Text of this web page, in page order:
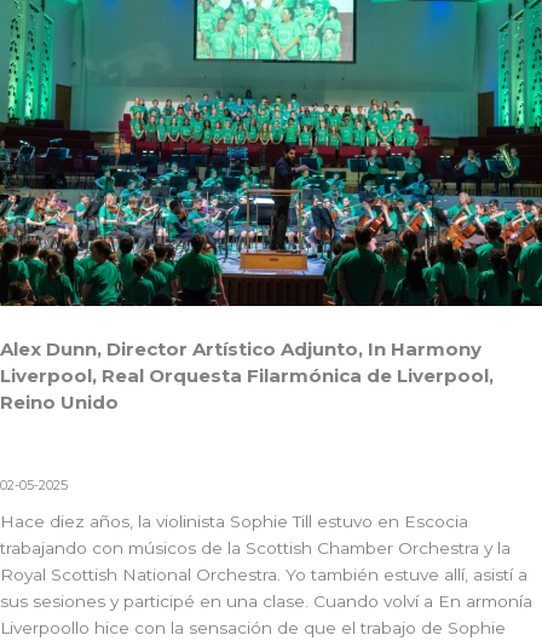
Alex Dunn, Director Artístico Adjunto, In Harmony
Liverpool, Real Orquesta Filarmónica de Liverpool,
Reino Unido
02-05-2025
Hace diez años, la violinista Sophie Till estuvo en Escocia
trabajando con músicos de la Scottish Chamber Orchestra y la
Royal Scottish National Orchestra. Yo también estuve allí, asistí a
sus sesiones y participé en una clase. Cuando volví a En armonía
Liverpoollo hice con la sensación de que el trabajo de Sophie